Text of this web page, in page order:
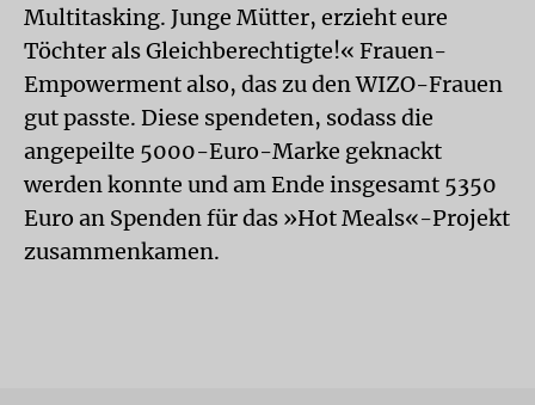
Multitasking. Junge Mütter, erzieht eure
Töchter als Gleichberechtigte!« Frauen-
Empowerment also, das zu den WIZO-Frauen
gut passte. Diese spendeten, sodass die
angepeilte 5000-Euro-Marke geknackt
werden konnte und am Ende insgesamt 5350
Euro an Spenden für das »Hot Meals«-Projekt
zusammenkamen.